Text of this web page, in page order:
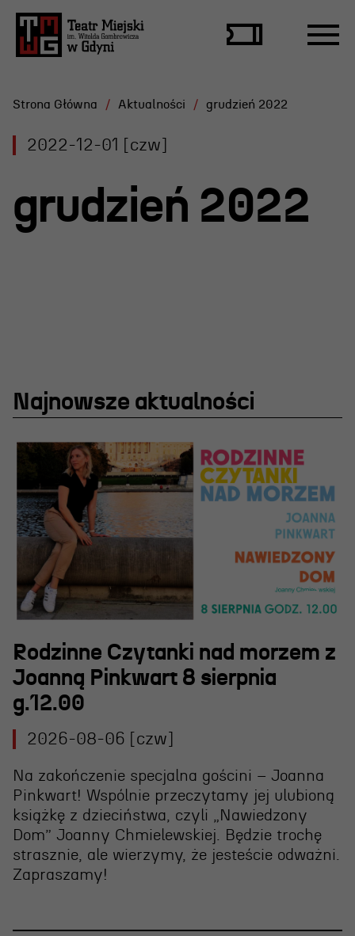
Scena Letnia
Aktualne spektakle
Festiwal R@Port
Konkurs im. Andrzeja
Żurowskiego
Teatr
Historia teatru
Zespół artystyczny
Aktualności
Dostępny Teatr Miejski
Wynajem scen i spektakli
Spektakle wyjazdowe
Sponsorzy
Kontakt & Zespół
Edukacja
Strona Główna Aktualności grudzień 2022
2022-12-01 [czw]
grudzień 2022
Najnowsze aktualności
Rodzinne Czytanki nad morzem z
Joanną Pinkwart 8 sierpnia
g.12.00
2026-08-06 [czw]
Na zakończenie specjalna gościni – Joanna
Pinkwart! Wspólnie przeczytamy jej ulubioną
książkę z dzieciństwa, czyli „Nawiedzony
Dom” Joanny Chmielewskiej. Będzie trochę
strasznie, ale wierzymy, że jesteście odważni.
Zapraszamy!